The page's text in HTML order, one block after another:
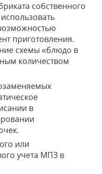
собственного
приготовления.
схемы «блюдо в
количеством
в
или
учета МПЗ в